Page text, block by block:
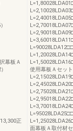
幕板Ａ
正
使用幕板Ａセッ
面幕板Ａ取付材